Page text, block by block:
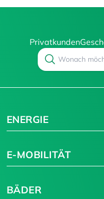
Privatkunden
Search
ENERGIE
E-MOBILITÄT
BÄDER